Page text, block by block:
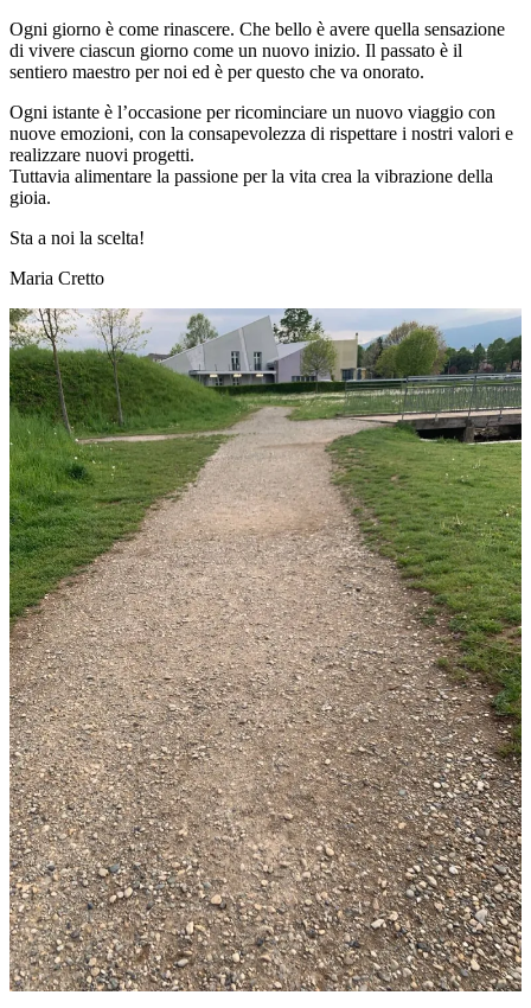
Ogni giorno è come rinascere. Che bello è avere quella sensazione
di vivere ciascun giorno come un nuovo inizio. Il passato è il
sentiero maestro per noi ed è per questo che va onorato.
Ogni istante è l’occasione per ricominciare un nuovo viaggio con
nuove emozioni, con la consapevolezza di rispettare i nostri valori e
realizzare nuovi progetti.
Tuttavia alimentare la passione per la vita crea la vibrazione della
gioia.
Sta a noi la scelta!
Maria Cretto